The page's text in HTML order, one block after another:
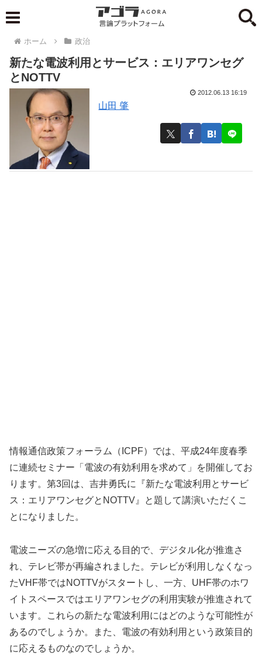
ホーム 政治
新たな電波利用とサービス：エリアワンセグ
とNOTTV
山田 肇
2012.06.13 16:19
情報通信政策フォーラム（ICPF）では、平成24年度春季
に連続セミナー「電波の有効利用を求めて」を開催してお
ります。第3回は、吉井勇氏に『新たな電波利用とサービ
ス：エリアワンセグとNOTTV』と題して講演いただくこ
とになりました。
電波ニーズの急増に応える目的で、デジタル化が推進さ
れ、テレビ帯が再編されました。テレビが利用しなくなっ
たVHF帯ではNOTTVがスタートし、一方、UHF帯のホワ
イトスペースではエリアワンセグの利用実験が推進されて
います。これらの新たな電波利用にはどのような可能性が
あるのでしょうか。また、電波の有効利用という政策目的
に応えるものなのでしょうか。